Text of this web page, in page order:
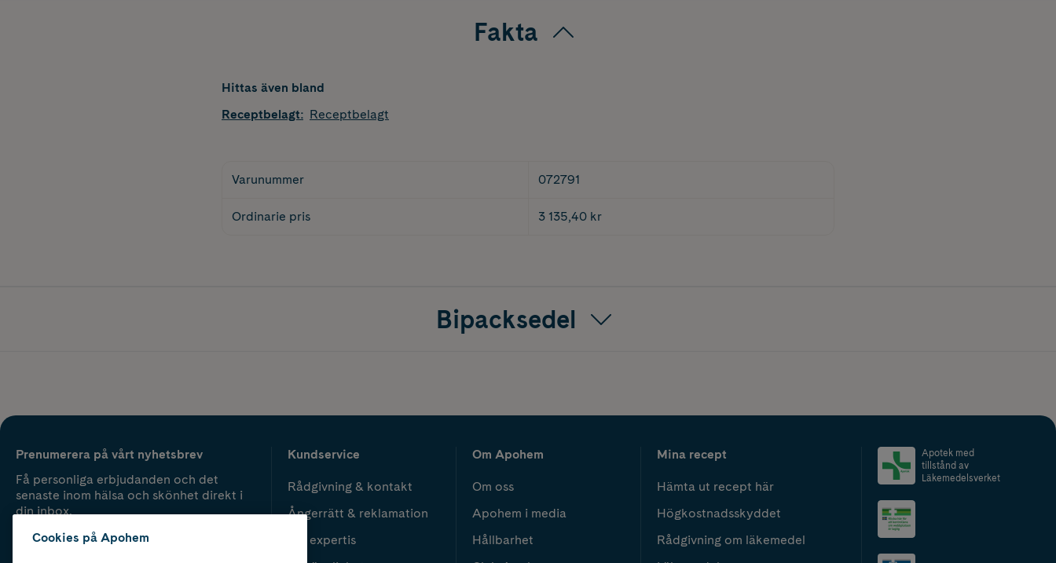
Fakta
Hittas även bland
Receptbelagt: Receptbelagt
Varunummer 072791
Ordinarie pris 3 135,40 kr
Bipacksedel
Prenumerera på vårt nyhetsbrev
Få personliga erbjudanden och det
senaste inom hälsa och skönhet direkt i
din inbox.
Kundservice
Rådgivning & kontakt
Ångerrätt & reklamation
Vår expertis
Om Apohem
Om oss
Apohem i media
Hållbarhet
Mina recept
Hämta ut recept här
Högkostnadsskyddet
Rådgivning om läkemedel
Apotek med
tillstånd av
Läkemedelsverket
Cookies på Apohem